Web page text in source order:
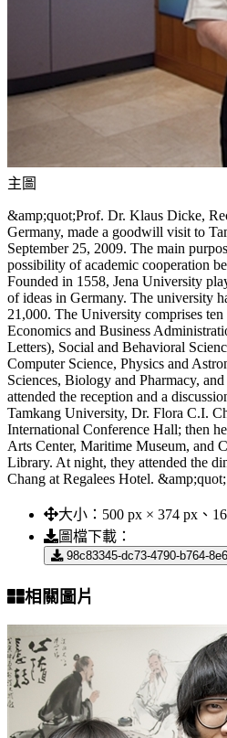
主圖
&amp;quot;Prof. Dr. Klaus Dicke,
Germany, made a goodwill visit to
September 25, 2009. The main
possibility of academic cooperation
Founded in 1558, Jena University
of ideas in Germany. The university
21,000. The University comprises
Economics and Business
Letters), Social and Behavioral
Computer Science, Physics and
Sciences, Biology and Pharmacy,
attended the reception and a
Tamkang University, Dr. Flora C.I.
International Conference Hall; then
Arts Center, Maritime Museum, and
Library. At night, they attended the
Chang at Regalees Hotel. &amp;quot;
大小： 500 px × 374 px、
圖檔下載：
98c83345-dc73-4790-b764-
相關圖片